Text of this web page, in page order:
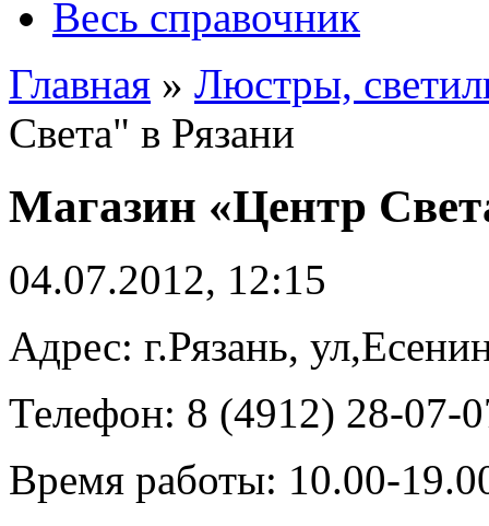
Весь справочник
Главная » Люстры,
Света" в Рязани
Магазин «Центр
04.07.2012, 12:15
Адрес: г.Рязань,
Телефон: 8 (4912) 28-07-
Время работы: 10.00-